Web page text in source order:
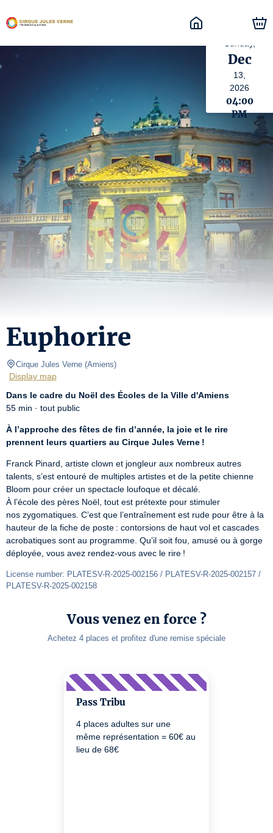
Dec
13,
2026
04:00
PM
Euphorire
Cirque Jules Verne (Amiens)
Display map
Dans le cadre du Noël des Écoles de la Ville d'Amiens
55 min · tout public
À l’approche des fêtes de fin d’année, la joie et le rire
prennent leurs quartiers au Cirque Jules Verne !
Franck Pinard, artiste clown et jongleur aux nombreux autres
talents, s’est entouré de multiples artistes et de la petite chienne
Bloom pour créer un spectacle loufoque et décalé.
À l’école des pères Noël, tout est prétexte pour stimuler
nos zygomatiques. C’est que l’entraînement est rude pour être à la
hauteur de la fiche de poste : contorsions de haut vol et cascades
acrobatiques sont au programme. Qu’il soit fou, amusé ou à gorge
déployée, vous avez rendez-vous avec le rire !
License number: PLATESV-R-2025-002156 / PLATESV-R-2025-002157 /
PLATESV-R-2025-002158
Vous venez en force ?
Achetez 4 places et profitez d'une remise spéciale
Pass Tribu
4 places adultes sur une
même représentation = 60€ au
lieu de 68€